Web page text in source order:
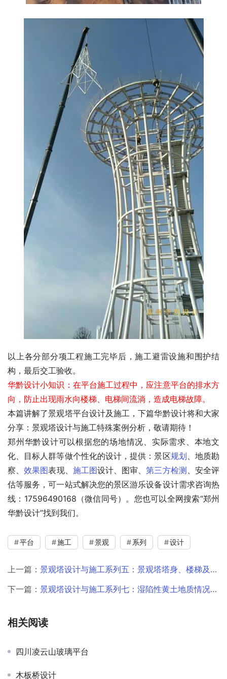
以上各分部分项工程施工完毕后，施工避雷设施和围护结
构，最后交工验收。
华黔设计小知识：在平台施工过程中，应注意平台的排水方
向，防止出现雨水向楼梯、电梯间流淌，造成电梯故障。
本篇讲解了景观塔平台设计及施工，下篇华黔设计将和大家
分享：景观塔设计与施工特殊案例分析，敬请期待！
郑州华黔设计可以根据您的场地情况、实际需求、本地文
化、目标人群等做个性化的设计，提供：景区规划 、地质勘
察、效果图表现、 施工图设计、图审、第三方检测 、安全评
估等服务，可一站式解决您的景区游乐设备设计需求咨询热
线：17596490168（微信同号）。您也可以全网搜索“郑州
华黔设计”找到我们。
平台 施工 景观 系列 设计
上一篇： 景观塔设计与施工系列五：景观塔塔身、楼梯及电梯施工
下一篇： 景观塔设计与施工系列七：湿陷性黄土地质情况下地基处理方案
相关阅读
四川凌云山玻璃平台
木板桥设计